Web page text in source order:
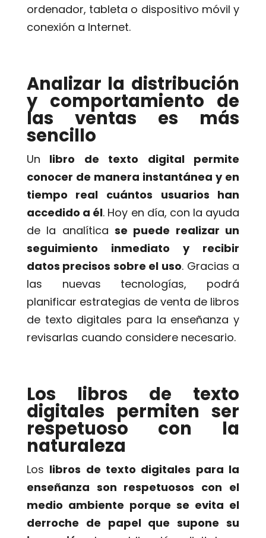
ordenador, tableta o dispositivo móvil y
conexión a Internet.
Analizar la distribución
y comportamiento de
las ventas es más
sencillo
Un libro de texto digital permite
conocer de manera instantánea y en
tiempo real cuántos usuarios han
accedido a él. Hoy en día, con la ayuda
de la analítica se puede realizar un
seguimiento inmediato y recibir
datos precisos sobre el uso. Gracias a
las nuevas tecnologías, podrá
planificar estrategias de venta de libros
de texto digitales para la enseñanza y
revisarlas cuando considere necesario.
Los libros de texto
digitales permiten ser
respetuoso con la
naturaleza
Los libros de texto digitales para la
enseñanza son respetuosos con el
medio ambiente porque se evita el
derroche de papel que supone su